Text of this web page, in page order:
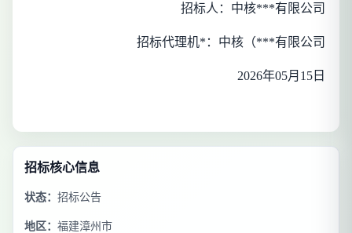
招标人： 中核***有限公司
招标代理机*： 中核（***有限公司
2026年05月 15 日
招标核心信息
状态： 招标公告
地区： 福建漳州市